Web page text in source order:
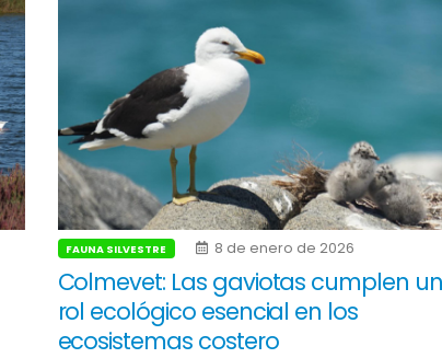
FAUNA SILVESTRE 8 de enero de 2026
Colmevet: Las gaviotas cumplen un
rol ecológico esencial en los
ecosistemas costero